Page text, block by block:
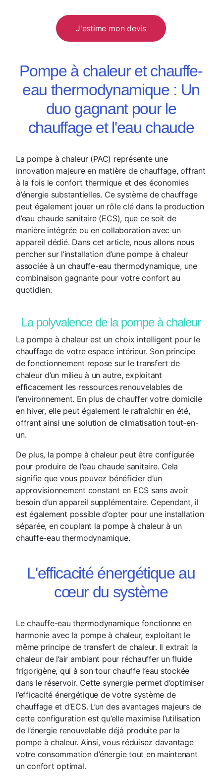
J'estime mon devis
Pompe à chaleur et chauffe-
eau thermodynamique : Un
duo gagnant pour le
chauffage et l'eau chaude
La pompe à chaleur (PAC) représente une
innovation majeure en matière de chauffage, offrant
à la fois le confort thermique et des économies
d’énergie substantielles. Ce système de chauffage
peut également jouer un rôle clé dans la production
d’eau chaude sanitaire (ECS), que ce soit de
manière intégrée ou en collaboration avec un
appareil dédié. Dans cet article, nous allons nous
pencher sur l’installation d’une pompe à chaleur
associée à un chauffe-eau thermodynamique, une
combinaison gagnante pour votre confort au
quotidien.
La polyvalence de la pompe à chaleur
La pompe à chaleur est un choix intelligent pour le
chauffage de votre espace intérieur. Son principe
de fonctionnement repose sur le transfert de
chaleur d’un milieu à un autre, exploitant
efficacement les ressources renouvelables de
l’environnement. En plus de chauffer votre domicile
en hiver, elle peut également le rafraîchir en été,
offrant ainsi une solution de climatisation tout-en-
un.
De plus, la pompe à chaleur peut être configurée
pour produire de l’eau chaude sanitaire. Cela
signifie que vous pouvez bénéficier d’un
approvisionnement constant en ECS sans avoir
besoin d’un appareil supplémentaire. Cependant, il
est également possible d’opter pour une installation
séparée, en couplant la pompe à chaleur à un
chauffe-eau thermodynamique.
L'efficacité énergétique au
cœur du système
Le chauffe-eau thermodynamique fonctionne en
harmonie avec la pompe à chaleur, exploitant le
même principe de transfert de chaleur. Il extrait la
chaleur de l’air ambiant pour réchauffer un fluide
frigorigène, qui à son tour chauffe l’eau stockée
dans le réservoir. Cette synergie permet d’optimiser
l’efficacité énergétique de votre système de
chauffage et d’ECS. L’un des avantages majeurs de
cette configuration est qu’elle maximise l’utilisation
de l’énergie renouvelable déjà produite par la
pompe à chaleur. Ainsi, vous réduisez davantage
votre consommation d’énergie tout en maintenant
un confort optimal.